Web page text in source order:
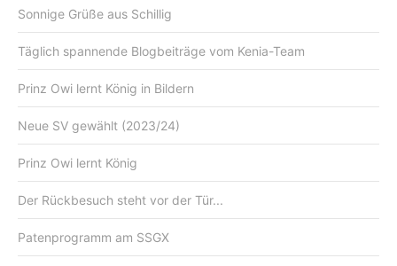
Sonnige Grüße aus Schillig
Täglich spannende Blogbeiträge vom Kenia-Team
Prinz Owi lernt König in Bildern
Neue SV gewählt (2023/24)
Prinz Owi lernt König
Der Rückbesuch steht vor der Tür...
Patenprogramm am SSGX